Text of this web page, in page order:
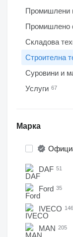
Промишлени
Промишлено
Складова
Строителна
Суровини и
Услуги 67
Марка
DAF 51
Ford 35
IVECO 146
MAN 205